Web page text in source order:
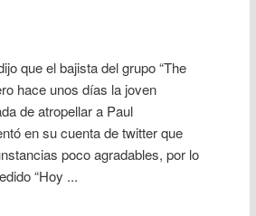
que el bajista del grupo “The
hace unos días la joven
de atropellar a Paul
en su cuenta de twitter que
poco agradables, por lo
“Hoy ...